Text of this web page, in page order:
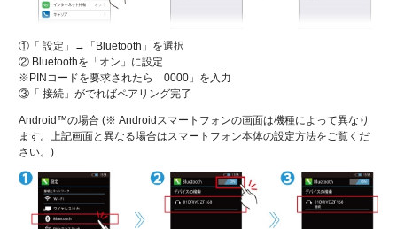
①「 設定」→「Bluetooth」を選択
② Bluetoothを「オン」に設定
※PINコードを要求されたら「0000」を入力
③「 接続」がでればペアリング完了
Android™の場合 (※ Androidスマートフォンの画面は機種によって異なり
ます。上記画面と異なる場合はスマートフォン本体の設定方法をご覧くだ
さい。)